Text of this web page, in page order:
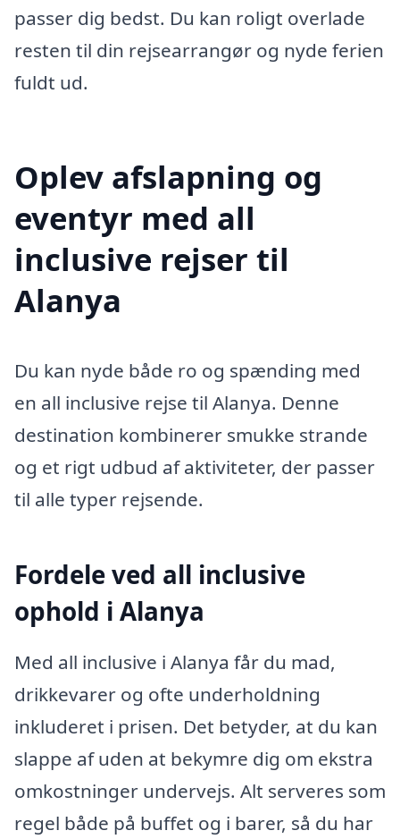
passer dig bedst. Du kan roligt overlade
resten til din rejsearrangør og nyde ferien
fuldt ud.
Oplev afslapning og
eventyr med all
inclusive rejser til
Alanya
Du kan nyde både ro og spænding med
en all inclusive rejse til Alanya. Denne
destination kombinerer smukke strande
og et rigt udbud af aktiviteter, der passer
til alle typer rejsende.
Fordele ved all inclusive
ophold i Alanya
Med all inclusive i Alanya får du mad,
drikkevarer og ofte underholdning
inkluderet i prisen. Det betyder, at du kan
slappe af uden at bekymre dig om ekstra
omkostninger undervejs. Alt serveres som
regel både på buffet og i barer, så du har